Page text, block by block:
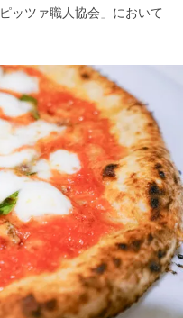
ッツァ職人協会」において